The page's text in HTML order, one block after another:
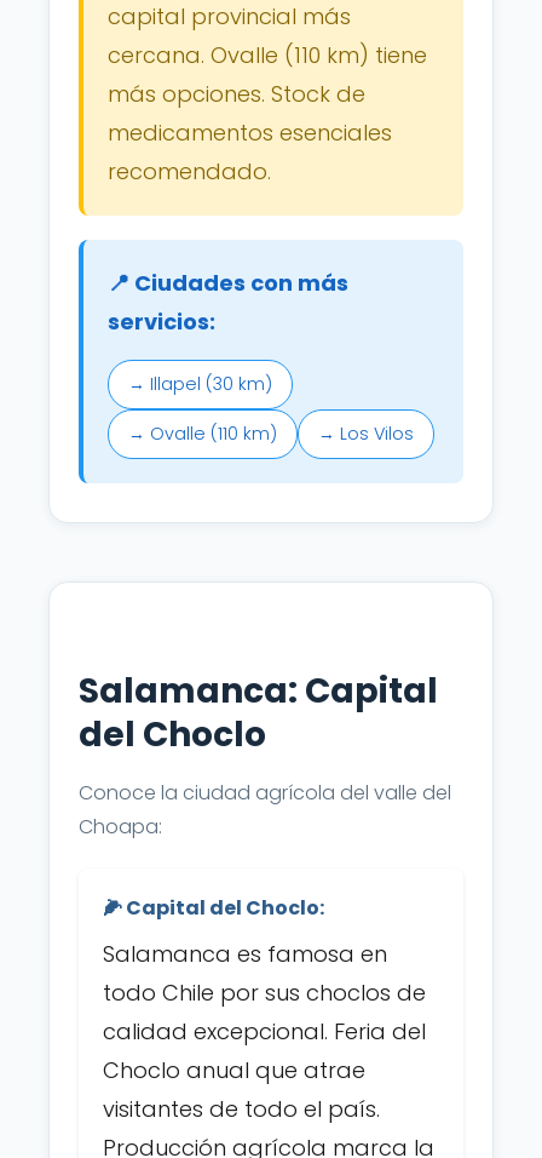
capital provincial más
cercana. Ovalle (110 km) tiene
más opciones. Stock de
medicamentos esenciales
recomendado.
📍 Ciudades con más
servicios:
→ Illapel (30 km)
→ Ovalle (110 km) → Los Vilos
Salamanca: Capital
del Choclo
Conoce la ciudad agrícola del valle del
Choapa:
🌽 Capital del Choclo:
Salamanca es famosa en
todo Chile por sus choclos de
calidad excepcional. Feria del
Choclo anual que atrae
visitantes de todo el país.
Producción agrícola marca la